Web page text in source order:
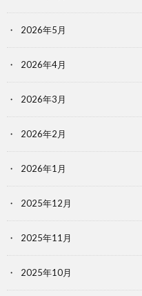
2026年5月
2026年4月
2026年3月
2026年2月
2026年1月
2025年12月
2025年11月
2025年10月